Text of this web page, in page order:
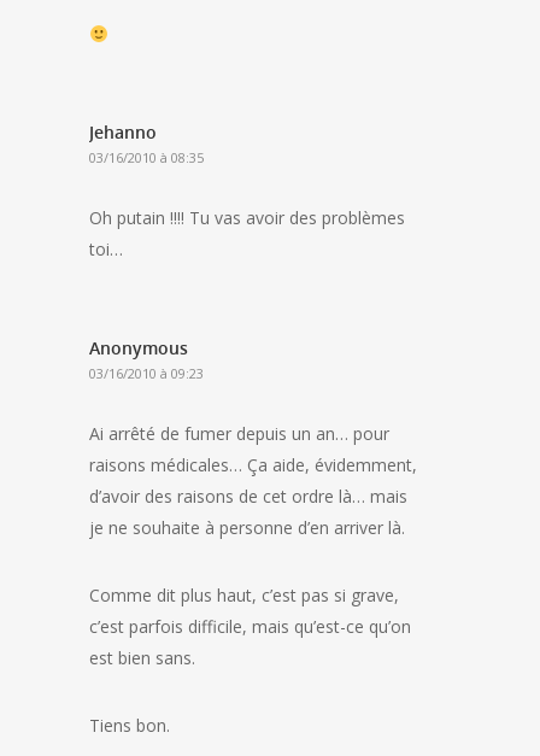
Jehanno
03/16/2010 à 08:35
Oh putain !!!! Tu vas avoir des problèmes
toi…
Anonymous
03/16/2010 à 09:23
Ai arrêté de fumer depuis un an… pour
raisons médicales… Ça aide, évidemment,
d’avoir des raisons de cet ordre là… mais
je ne souhaite à personne d’en arriver là.
Comme dit plus haut, c’est pas si grave,
c’est parfois difficile, mais qu’est-ce qu’on
est bien sans.
Tiens bon.